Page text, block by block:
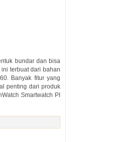
bundar dan bisa
terbuat dari bahan
Banyak fitur yang
penting dari produk
Smartwatch PI